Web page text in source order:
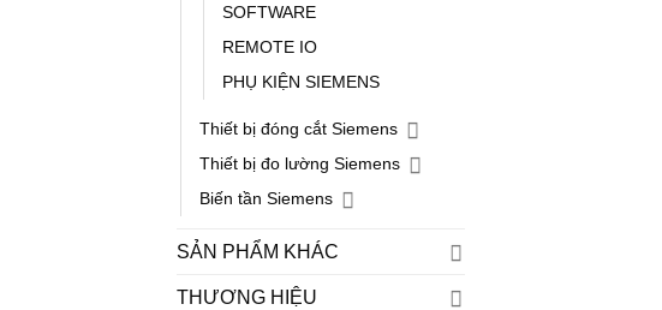
SOFTWARE
REMOTE IO
PHỤ KIỆN SIEMENS
Thiết bị đóng cắt Siemens
Thiết bị đo lường Siemens
Biến tần Siemens
SẢN PHẨM KHÁC
THƯƠNG HIỆU